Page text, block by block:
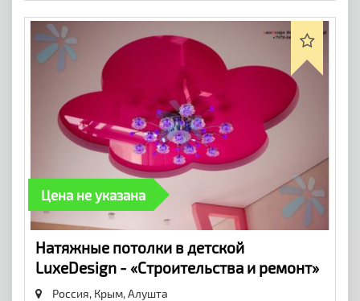
Цена не указана
Натяжные потолки в детской
LuxeDesign - «Строительства и ремонт»
Россия, Крым,Алушта